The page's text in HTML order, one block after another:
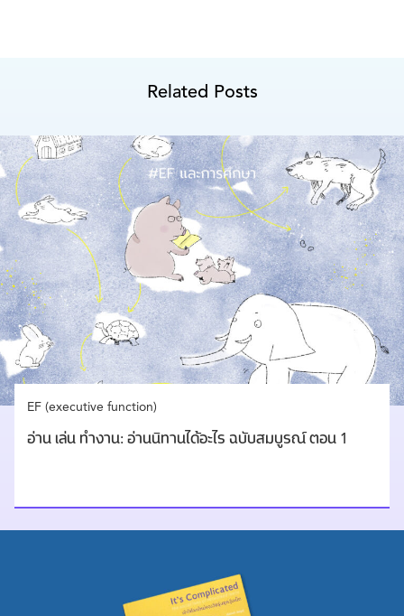
Related Posts
EF (executive function)
อ่าน เล่น ทำงาน: อ่านนิทานได้อะไร ฉบับสมบูรณ์ ตอน 1